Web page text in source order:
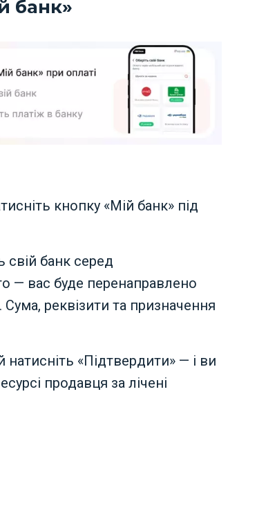
банк»
кнопку «Мій банк» під
свій банк серед
— вас буде перенаправлено
реквізити та призначення
натисніть «Підтвердити» — і ви
продавця за лічені